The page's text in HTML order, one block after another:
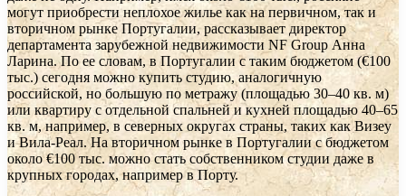
могут приобрести неплохое жилье как на первичном, так и
вторичном рынке Португалии, рассказывает директор
департамента зарубежной недвижимости NF Group Анна
Ларина. По ее словам, в Португалии с таким бюджетом (€100
тыс.) сегодня можно купить студию, аналогичную
российской, но большую по метражу (площадью 30–40 кв. м)
или квартиру с отдельной спальней и кухней площадью 40–65
кв. м, например, в северных округах страны, таких как Визеу
и Вила-Реал. На вторичном рынке в Португалии с бюджетом
около €100 тыс. можно стать собственником студии даже в
крупных городах, например в Порту.